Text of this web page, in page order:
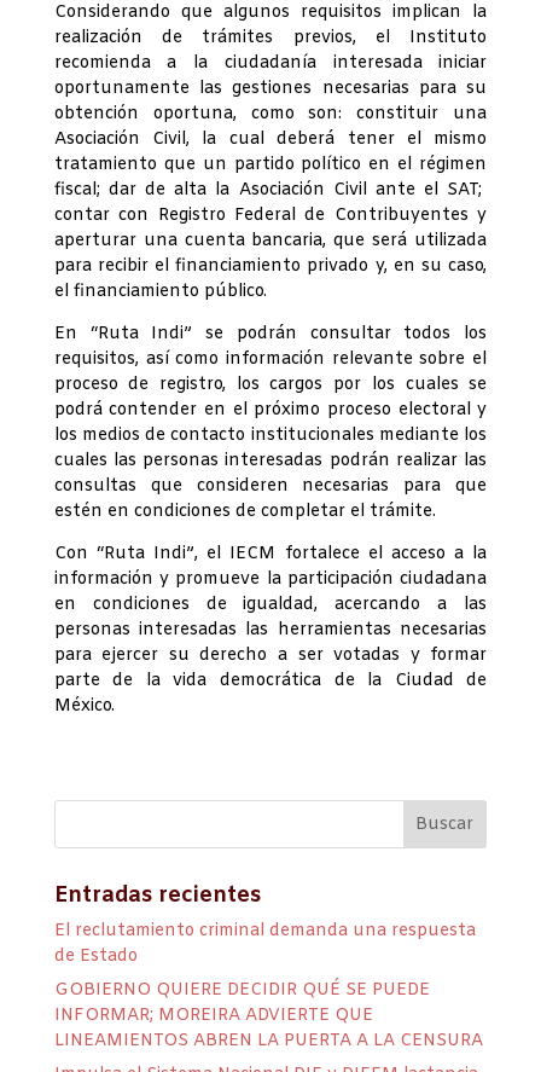
Considerando que algunos requisitos implican la
realización de trámites previos, el Instituto
recomienda a la ciudadanía interesada iniciar
oportunamente las gestiones necesarias para su
obtención oportuna, como son: constituir una
Asociación Civil, la cual deberá tener el mismo
tratamiento que un partido político en el régimen
fiscal; dar de alta la Asociación Civil ante el SAT;
contar con Registro Federal de Contribuyentes y
aperturar una cuenta bancaria, que será utilizada
para recibir el financiamiento privado y, en su caso,
el financiamiento público.
En “Ruta Indi” se podrán consultar todos los
requisitos, así como información relevante sobre el
proceso de registro, los cargos por los cuales se
podrá contender en el próximo proceso electoral y
los medios de contacto institucionales mediante los
cuales las personas interesadas podrán realizar las
consultas que consideren necesarias para que
estén en condiciones de completar el trámite.
Con “Ruta Indi”, el IECM fortalece el acceso a la
información y promueve la participación ciudadana
en condiciones de igualdad, acercando a las
personas interesadas las herramientas necesarias
para ejercer su derecho a ser votadas y formar
parte de la vida democrática de la Ciudad de
México.
Entradas recientes
El reclutamiento criminal demanda una respuesta
de Estado
GOBIERNO QUIERE DECIDIR QUÉ SE PUEDE
INFORMAR; MOREIRA ADVIERTE QUE
LINEAMIENTOS ABREN LA PUERTA A LA CENSURA